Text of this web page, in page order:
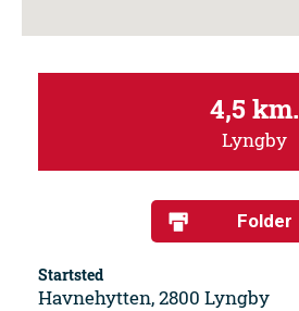
4,5 km.
Lyngby
Folder
Startsted
Havnehytten, 2800 Lyngby